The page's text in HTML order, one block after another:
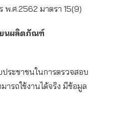
.ศ.2562 มาตรา 15(9)
ยนผลิตภัณฑ์
ระชาชนในการตรวจสอบ
รถใช้งานได้จริง มีข้อมูล